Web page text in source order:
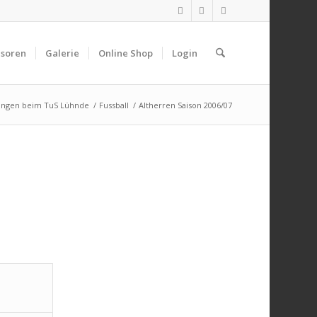
Galerie Online Shop Login
beim TuS Lühnde / Fussball / Altherren Saison 2006/07